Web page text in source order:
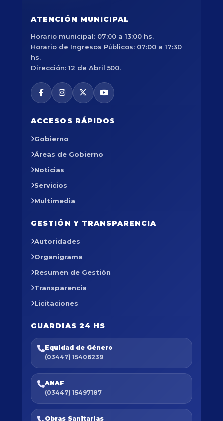
ATENCIÓN MUNICIPAL
Horario municipal: 07:00 a 13:00 hs.
Horario de Ingresos Públicos: 07:00 a 17:30
hs.
Dirección: 12 de Abril 500.
ACCESOS RÁPIDOS
Gobierno
Áreas de Gobierno
Noticias
Servicios
Multimedia
GESTIÓN Y TRANSPARENCIA
Autoridades
Organigrama
Resumen de Gestión
Transparencia
Licitaciones
GUARDIAS 24 HS
Equidad de Género
(03447) 15406239
ANAF
(03447) 15497187
Obras Sanitarias